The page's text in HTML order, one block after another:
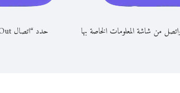
من شاشة المعلومات الخاصة بها حدد “اتصال Viber Out” من عنوان المحادثة